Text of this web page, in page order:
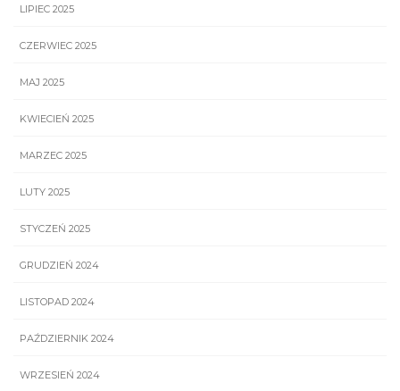
LIPIEC 2025
CZERWIEC 2025
MAJ 2025
KWIECIEŃ 2025
MARZEC 2025
LUTY 2025
STYCZEŃ 2025
GRUDZIEŃ 2024
LISTOPAD 2024
PAŹDZIERNIK 2024
WRZESIEŃ 2024